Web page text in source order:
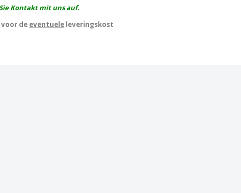
Kontakt mit uns auf.
de eventuele leveringskost